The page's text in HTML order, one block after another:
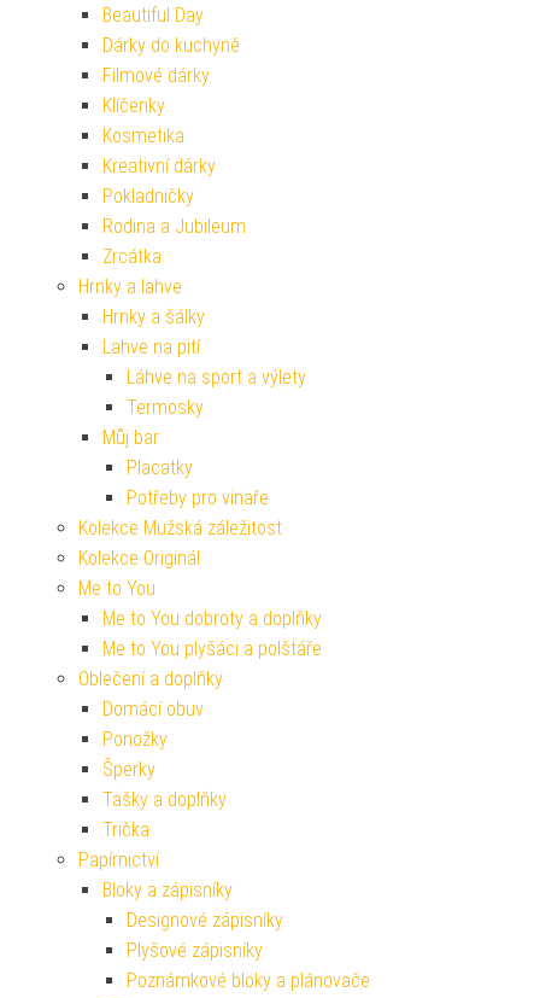
Beautiful Day
Dárky do kuchyně
Filmové dárky
Klíčenky
Kosmetika
Kreativní dárky
Pokladničky
Rodina a Jubileum
Zrcátka
Hrnky a lahve
Hrnky a šálky
Lahve na pití
Láhve na sport a výlety
Termosky
Můj bar
Placatky
Potřeby pro vinaře
Kolekce Mužská záležitost
Kolekce Originál
Me to You
Me to You dobroty a doplňky
Me to You plyšáci a polštáře
Oblečení a doplňky
Domácí obuv
Ponožky
Šperky
Tašky a doplňky
Trička
Papírnictví
Bloky a zápisníky
Designové zápisníky
Plyšové zápisníky
Poznámkové bloky a plánovače